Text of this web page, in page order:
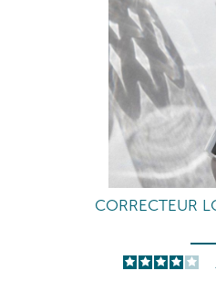
CORRECTEUR